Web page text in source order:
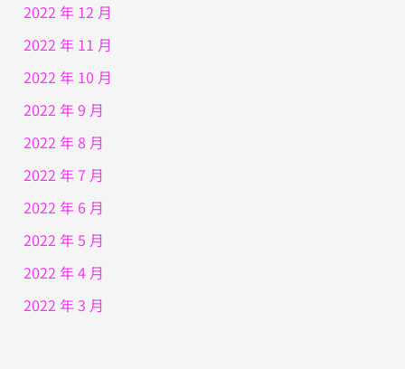
2022 年 12 月
2022 年 11 月
2022 年 10 月
2022 年 9 月
2022 年 8 月
2022 年 7 月
2022 年 6 月
2022 年 5 月
2022 年 4 月
2022 年 3 月